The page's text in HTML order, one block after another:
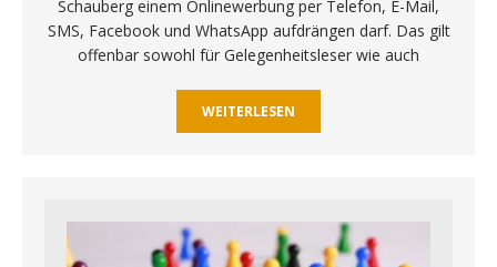
Schauberg einem Onlinewerbung per Telefon, E-Mail,
SMS, Facebook und WhatsApp aufdrängen darf. Das gilt
offenbar sowohl für Gelegenheitsleser wie auch
WEITERLESEN